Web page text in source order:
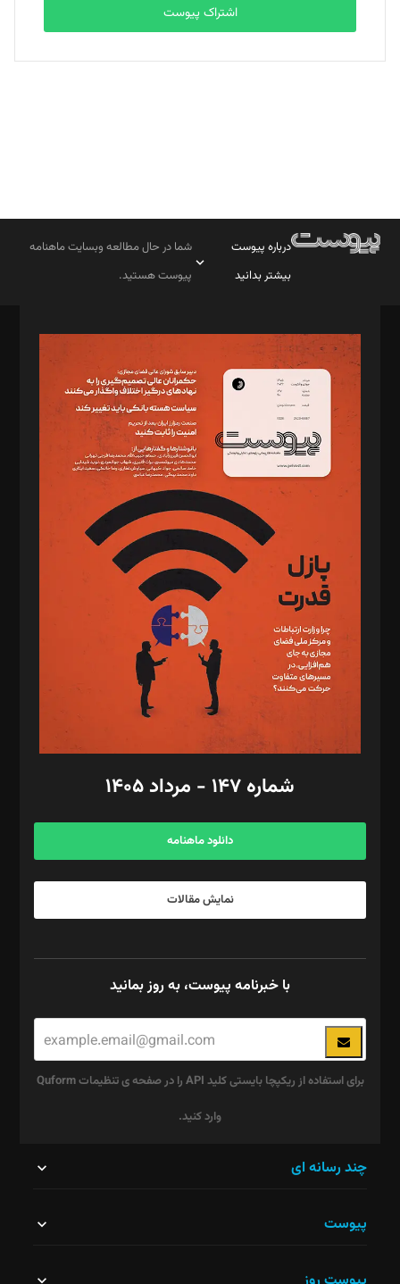
بابک نقاش
تحریریه
اشتراک پیوست
درباره پیوست
بیشتر بدانید
شما در حال مطالعه وبسایت ماهنامه
پیوست هستید.
مدیر مسئول: محمدباقر اثنی‌عشری
سردبیر: مهرک محمودی
دبیر تحریریه: میثم قاسمی
د‌بیر ناداستان: سمانه سمیع
د‌بیر خدمت و تجارت: ابوالفضل رجبی
د‌بیر حقوق فناوری: حسام‌الدین ایپکچی
د‌بیر پیوست جهان: مینا پاکدل
د‌بیر تحریریه آنلاین: بابک نقاش
تحریریه‌: مجتبی محمود‌ی، آرش برهمند، یسنا امان‌پور، سروش کرمیان،
مصطفی مسجدی آرانی، ابوالفضل رجبی، زهرا فکرانه، فائزه فتحی
رستمی،مصطفی باستان
ویرایش: نگار استاد‌‌آقا
طراح یونیفرم: مجید توکلی
فیلمبرداری و عکاسی: امیر شفیعی، مانی لطفی زاده
گرافیک و صفحه‌آرایی: سید‌سبحان‌علی ثابت
مد‌یر توسعه تجاری: کامبیز برید‌
امور مالی: شاپور رهبری، محمد‌ کاظمی‌نیا
آگهی و مشترکین: ۰۹۱۹۹۹۹۰۴۵۴
شماره ۱۴۷ - مرداد ۱۴۰۵
دانلود ماهنامه
نمایش مقالات
با خبرنامه پیوست، به روز بمانید
برای استفاده از ریکپچا بایستی کلید API را در صفحه ی تنظیمات Quform
وارد کنید.
نباید
چند رسانه ای
پیوست